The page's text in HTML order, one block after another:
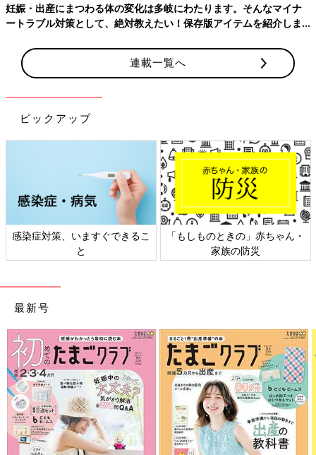
息子の湿疹は、病院で処方してもらった薬のおかげで、みるみる
うちに綺麗な状態に。続いていた痒みもおさまり、夜は寝付きや
すくなりました。
肌が荒れてしまうので、衣類はなるべくゆったりしたデザイン
激の少ないものを使うようになりました。
こだまなこ
1歳 の男の子の母です。SNSで育児や日常を題材にしたゆるい漫
画を描いています。
Twitter @kodamanaco
Instagram @kodamanaco
妊娠・出産にまつわる体の変化は多岐にわたります。そんなマイナ
ートラブル対策として、絶対教えたい！保存版アイテムを紹介しま
連載一覧へ
ピックアップ
感染症対策、いますぐできるこ
と
「もしものときの」赤ちゃん・
家族の防災
最新号